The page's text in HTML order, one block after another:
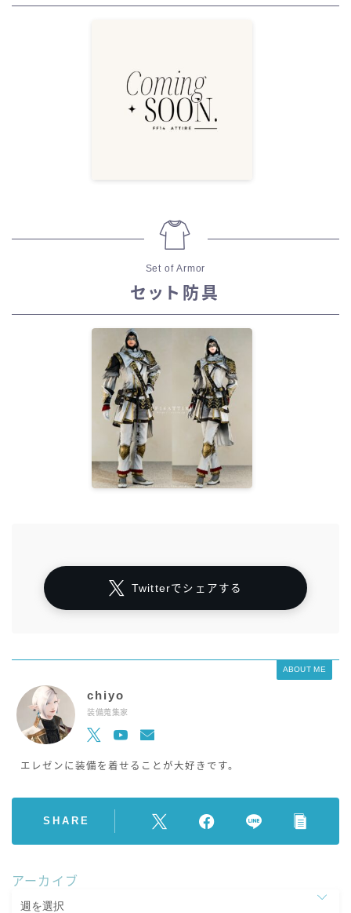
Set of Armor
セット防具
Twitterでシェアする
ABOUT ME
chiyo
装備蒐集家
エレゼンに装備を着せることが大好きです。
SHARE
アーカイブ